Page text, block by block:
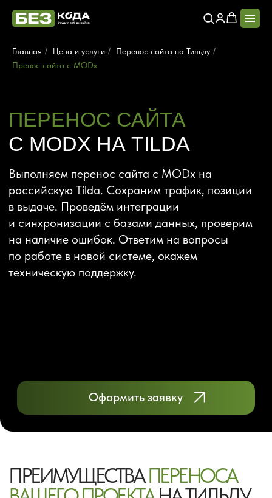
Главная / Цена и услуги / Перенос сайта на Тильду /
Пренос сайта с MODx
Выполняем перенос сайта с MODx на
российскую Tilda. Сохраним трафик, позиции
в выдаче. Проведём интеграции
на наличие ошибок. Ответим на вопросы
по работе в новой системе, окажем
техническую поддержку.
для вашего бизнеса?
простого